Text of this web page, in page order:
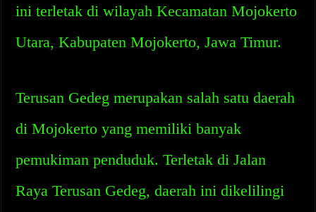
ini terletak di wilayah Kecamatan Mojokerto
Utara, Kabupaten Mojokerto, Jawa Timur.
Terusan Gedeg merupakan salah satu daerah
di Mojokerto yang memiliki banyak
pemukiman penduduk. Terletak di Jalan
Raya Terusan Gedeg, daerah ini dikelilingi